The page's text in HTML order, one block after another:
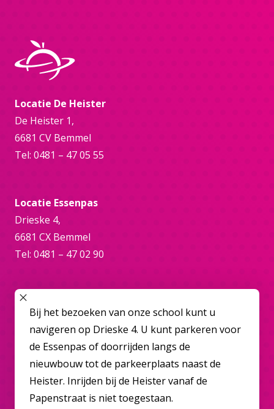
Locatie De Heister
De Heister 1,
6681 CV Bemmel
Tel: 0481 – 47 05 55
Locatie Essenpas
Drieske 4,
6681 CX Bemmel
Tel: 0481 – 47 02 90
Online
bemmel@overbetuwecollege.nl
SLUIT POPUP
Bij het bezoeken van onze school kunt u
navigeren op Drieske 4. U kunt parkeren voor
de Essenpas of doorrijden langs de
nieuwbouw tot de parkeerplaats naast de
Heister. Inrijden bij de Heister vanaf de
Papenstraat is niet toegestaan.